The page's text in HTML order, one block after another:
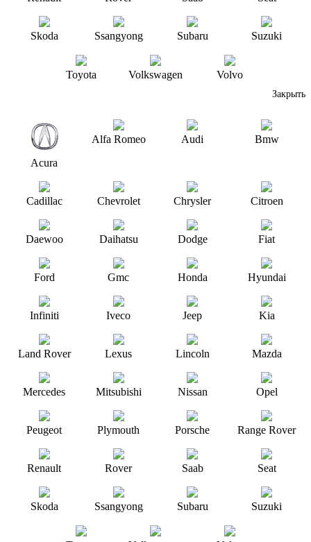
Skoda Ssangyong Subaru Suzuki
Toyota Volkswagen Volvo
Закрыть
Acura
Alfa Romeo Audi Bmw
Cadillac Chevrolet Chrysler Citroen
Daewoo Daihatsu Dodge Fiat
Ford Gmc Honda Hyundai
Infiniti Iveco Jeep Kia
Land Rover Lexus Lincoln Mazda
Mercedes Mitsubishi Nissan Opel
Peugeot Plymouth Porsche Range Rover
Renault Rover Saab Seat
Skoda Ssangyong Subaru Suzuki